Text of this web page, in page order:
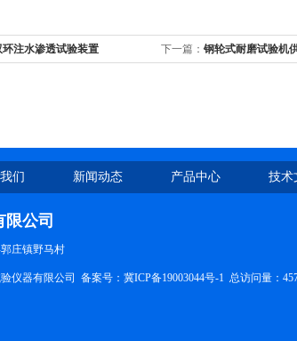
注水渗透试验装置 下一篇： 钢轮式耐磨试验机
们 新闻动态 产品中心 技术
公司
庄镇野马村
仪器有限公司 备案号： 冀ICP备19003044号-1 总访问量：